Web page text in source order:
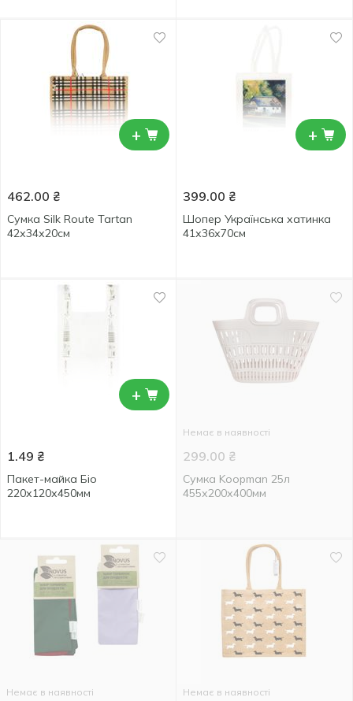
+
462.00 ₴
Сумка Silk Route Tartan
42х34х20см
+
399.00 ₴
Шопер Українська хатинка
41х36х70см
+
1.49 ₴
Пакет-майка Біо
220х120х450мм
Немає в наявності
299.00 ₴
Сумка Koopman 25л
455х200х400мм
Немає в наявності Немає в наявності